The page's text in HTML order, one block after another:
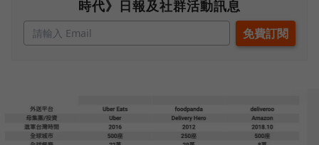
時代》日報及社群活動訊息